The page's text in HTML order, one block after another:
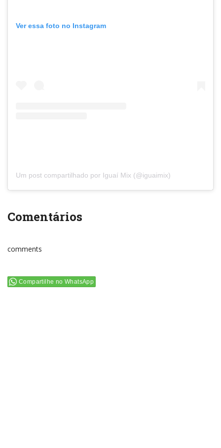
Ver essa foto no Instagram
Um post compartilhado por Iguaí Mix (@iguaimix)
Comentários
comments
Compartilhe no WhatsApp